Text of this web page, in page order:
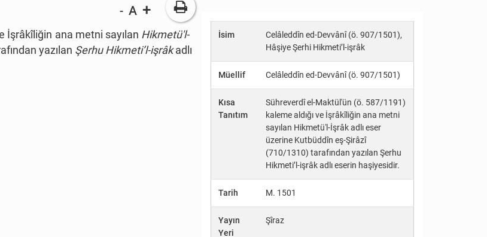
- A +
İşrâkîliğin ana metni sayılan Hikmetü'l-
yazılan Şerhu Hikmeti’l-işrâkadlı
İsim
Celâleddîn ed-Devvânî (ö. 907/1501),
Hâşiye Şerhi Hikmeti’l-işrâk
Müellif Celâleddîn ed-Devvânî (ö. 907/1501)
Kısa
Tanıtım
Sühreverdî el-Maktül'ün (ö. 587/1191)
kaleme aldığı ve İşrâkîliğin ana metni
sayılan Hikmetü'l-İşrâk adlı eser
üzerine Kutbüddîn eş-Şirâzî
(710/1310) tarafından yazılan Şerhu
Hikmeti’l-işrâk adlı eserin haşiyesidir.
Tarih M. 1501
Yayın
Yeri
Şîraz